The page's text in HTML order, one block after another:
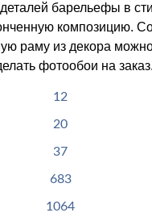
барельефы в
композицию.
раму из декора
фотообои на заказ.